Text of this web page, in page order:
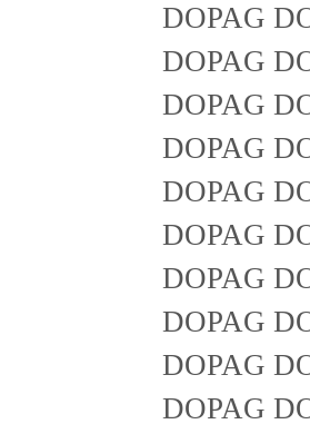
DOPAG
DOPAG
DOPAG
DOPAG
DOPAG
DOPAG
DOPAG
DOPAG
DOPAG
DOPAG